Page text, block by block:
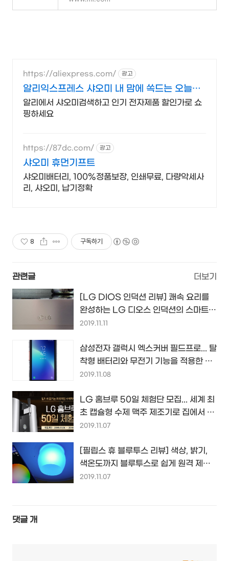
https://aliexpress.com/ 광고
알리익스프레스 샤오미 내 맘에 쏙드는 오늘의
특가
알리에서 샤오미검색하고 인기 전자제품 할인가로 쇼
핑하세요
https://87dc.com/ 광고
샤오미 휴먼기프트
샤오미배터리, 100%정품보장, 인쇄무료, 다량악세사
리, 샤오미, 납기정확
8 구독하기
관련글 더보기
[LG DIOS 인덕션 리뷰] 쾌속 요리를
완성하는 LG 디오스 인덕션의 스마트한
매력~^^
2019.11.11
삼성전자 갤럭시 엑스커버 필드프로... 탈
착형 배터리와 무전기 기능을 적용한 삼
성의 러기드 스마트폰...
2019.11.08
LG 홈브루 50일 체험단 모집... 세계 최
초 캡슐형 수제 맥주 제조기로 집에서 맥
주 만들어 드셔 보실래요?
2019.11.07
[필립스 휴 블루투스 리뷰] 색상, 밝기,
색온도까지 블루투스로 쉽게 원격 제어
할 수 있는 스마트 전구 사용기...
2019.11.07
댓글 개